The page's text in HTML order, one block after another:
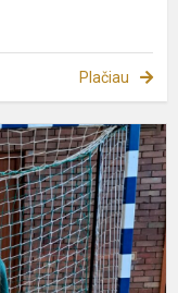
Plačiau